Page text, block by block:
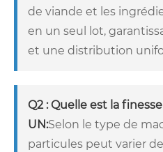
de viande et les
en un seul lot,
et une distribution
Q2 : Quelle est la
UN:Selon le type de
particules peut varier